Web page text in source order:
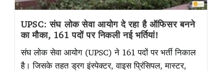
UPSC: संघ लोक सेवा आयोग दे रहा है ऑफिसर बनने
का मौका, 161 पदों पर निकली नई भर्तियां!
संघ लोक सेवा आयोग (UPSC) ने 161 पदों पर भर्ती निकाल
है। जिसके तहत ड्रग इंस्पेक्टर, वाइस प्रिंसिपल, मास्टर,